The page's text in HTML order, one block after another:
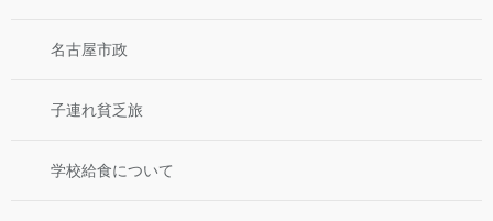
名古屋市政
子連れ貧乏旅
学校給食について